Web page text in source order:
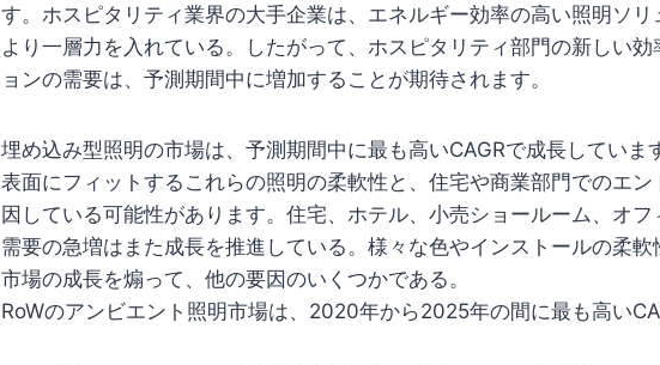
す。ホスピタリティ業界の大手企業は、エネルギー効率の高い照明ソリ
より一層力を入れている。したがって、ホスピタリティ部門の新しい
ョンの需要は、予測期間中に増加することが期待されます。
埋め込み型照明の市場は、予測期間中に最も高いCAGRで成長していま
表面にフィットするこれらの照明の柔軟性と、住宅や商業部門でのエ
因している可能性があります。住宅、ホテル、小売ショールーム、オ
需要の急増はまた成長を推進している。様々な色やインストールの柔
市場の成長を煽って、他の要因のいくつかである。
RoWのアンビエント照明市場は、2020年から2025年の間に最も高い